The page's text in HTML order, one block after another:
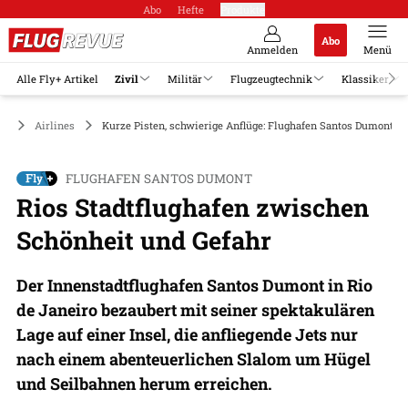
Abo Hefte
Anmelden
Abo
Menü
Alle Fly+ Artikel Zivil Militär Flugzeugtechnik Klassiker
Airlines Kurze Pisten, schwierige Anflüge: Flughafen Santos Dumont
FLUGHAFEN SANTOS DUMONT
Rios Stadtflughafen zwischen
Schönheit und Gefahr
Der Innenstadtflughafen Santos Dumont in Rio
de Janeiro bezaubert mit seiner spektakulären
Lage auf einer Insel, die anfliegende Jets nur
nach einem abenteuerlichen Slalom um Hügel
und Seilbahnen herum erreichen.